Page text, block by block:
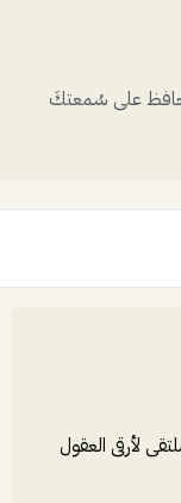
حافظ على سُمعتكَ
لأرقى العقول